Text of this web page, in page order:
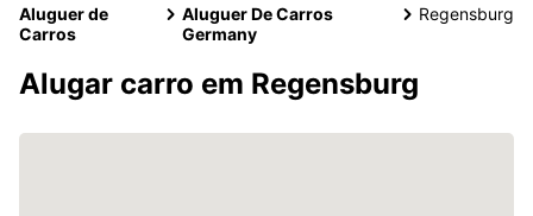
Aluguer de
Carros
Aluguer De Carros
Germany
Regensburg
Alugar carro em Regensburg